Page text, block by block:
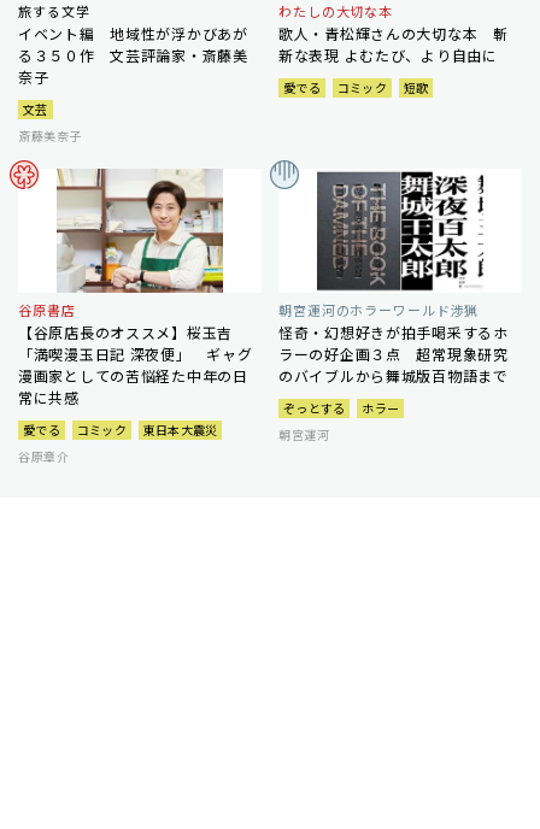
旅する文学
イベント編 地域性が浮かびあが
る３５０作 文芸評論家・斎藤美
奈子
文芸
斎藤美奈子
わたしの大切な本
歌人・青松輝さんの大切な本 斬
新な表現 よむたび、より自由に
愛でる コミック 短歌
谷原書店
【谷原店長のオススメ】桜玉吉
「満喫漫玉日記 深夜便」 ギャグ
漫画家としての苦悩経た中年の日
常に共感
愛でる コミック
東日本大震災
谷原章介
朝宮運河のホラーワールド渉猟
怪奇・幻想好きが拍手喝采するホ
ラーの好企画３点 超常現象研究
のバイブルから舞城版百物語まで
ぞっとする
ホラー
朝宮運河